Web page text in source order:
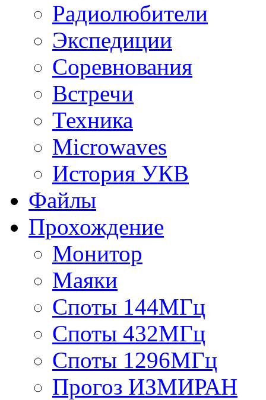
Радиолюбители
Экспедиции
Соревнования
Встречи
Техника
Microwaves
История УКВ
Файлы
Прохождение
Монитор
Маяки
Споты 144МГц
Споты 432МГц
Споты 1296МГц
Прогоз ИЗМИРАН